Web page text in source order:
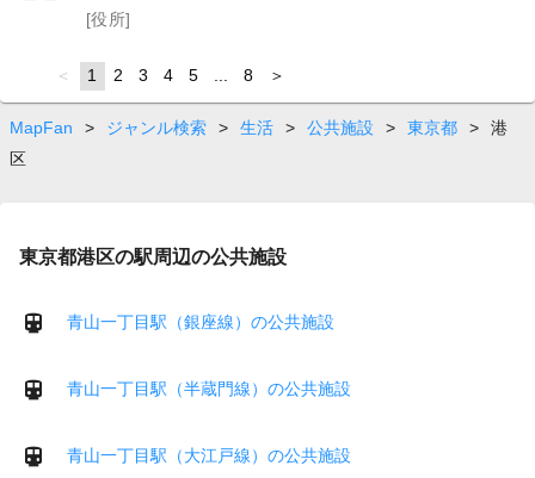
[役所]
page
You're
on
page
1 page
2 page
3 page
4 page
5 page
... page
8 page
MapFan > ジャンル検索 > 生活 > 公共施設 > 東京都 >
港
区
東京都港区の駅周辺の公共施設
青山一丁目駅（銀座線）の公共施設
青山一丁目駅（半蔵門線）の公共施設
青山一丁目駅（大江戸線）の公共施設